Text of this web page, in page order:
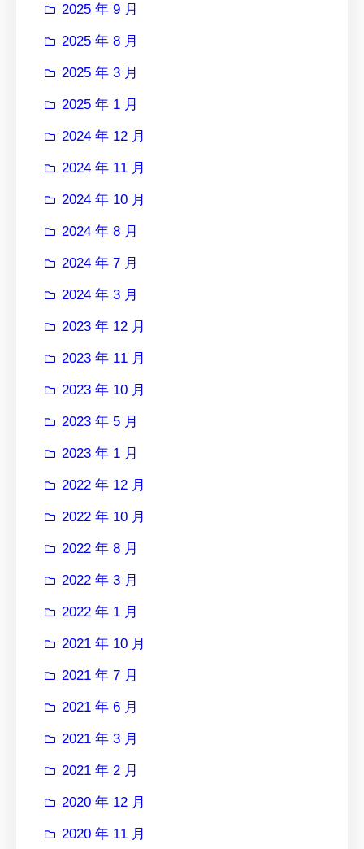
2025 年 9 月
2025 年 8 月
2025 年 3 月
2025 年 1 月
2024 年 12 月
2024 年 11 月
2024 年 10 月
2024 年 8 月
2024 年 7 月
2024 年 3 月
2023 年 12 月
2023 年 11 月
2023 年 10 月
2023 年 5 月
2023 年 1 月
2022 年 12 月
2022 年 10 月
2022 年 8 月
2022 年 3 月
2022 年 1 月
2021 年 10 月
2021 年 7 月
2021 年 6 月
2021 年 3 月
2021 年 2 月
2020 年 12 月
2020 年 11 月